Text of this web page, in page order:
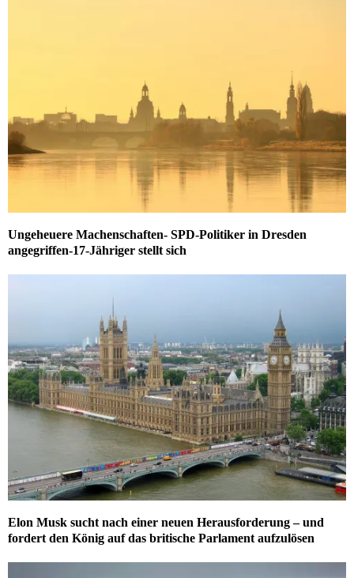
Ungeheuere Machenschaften- SPD-Politiker in Dresden
angegriffen-17-Jähriger stellt sich
Elon Musk sucht nach einer neuen Herausforderung – und
fordert den König auf das britische Parlament aufzulösen